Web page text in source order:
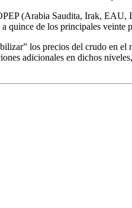
(Arabia Saudita, Irak,
quince de los principales veinte
los precios del crudo en
adicionales en dichos